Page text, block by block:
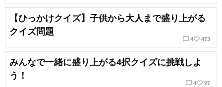
【ひっかけクイズ】子供から大人まで盛り上がる
クイズ問題
chat_bubble_outline 4favorite_border 473
みんなで一緒に盛り上がる4択クイズに挑戦しよ
う！
chat_bubble_outline 4favorite_border 97